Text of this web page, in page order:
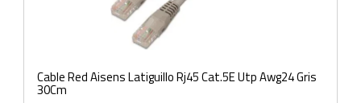
Cable Red Aisens Latiguillo Rj45 Cat.5E Utp Awg24 Gris
30Cm